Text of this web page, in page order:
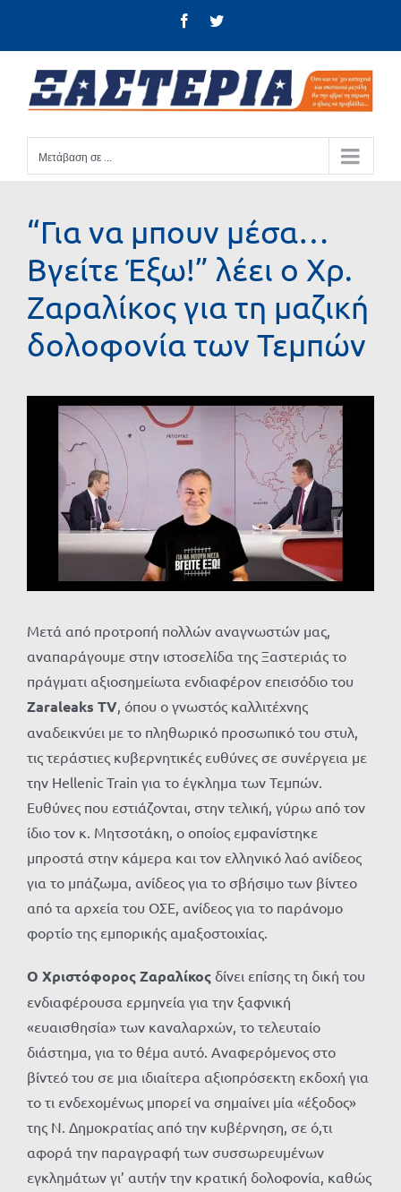
FacebookTwitter
Μετάβαση σε ...
“Για να μπουν μέσα…
Βγείτε Έξω!” λέει ο Χρ.
Ζαραλίκος για τη μαζική
δολοφονία των Τεμπών
Προβολή
μεγαλύτερης
εικόνας
Μετά από προτροπή πολλών αναγνωστών μας,
αναπαράγουμε στην ιστοσελίδα της Ξαστεριάς το
πράγματι αξιοσημείωτα ενδιαφέρον επεισόδιο του
Zaraleaks TV, όπου ο γνωστός καλλιτέχνης
αναδεικνύει με το πληθωρικό προσωπικό του στυλ,
τις τεράστιες κυβερνητικές ευθύνες σε συνέργεια με
την Hellenic Train για το έγκλημα των Τεμπών.
Ευθύνες που εστιάζονται, στην τελική, γύρω από τον
ίδιο τον κ. Μητσοτάκη, ο οποίος εμφανίστηκε
μπροστά στην κάμερα και τον ελληνικό λαό ανίδεος
για το μπάζωμα, ανίδεος για το σβήσιμο των βίντεο
από τα αρχεία του ΟΣΕ, ανίδεος για το παράνομο
φορτίο της εμπορικής αμαξοστοιχίας.
Ο Χριστόφορος Ζαραλίκος δίνει επίσης τη δική του
ενδιαφέρουσα ερμηνεία για την ξαφνική
«ευαισθησία» των καναλαρχών, το τελευταίο
διάστημα, για το θέμα αυτό. Αναφερόμενος στο
βίντεό του σε μια ιδιαίτερα αξιοπρόσεκτη εκδοχή για
το τι ενδεχομένως μπορεί να σημαίνει μία «έξοδος»
της Ν. Δημοκρατίας από την κυβέρνηση, σε ό,τι
αφορά την παραγραφή των συσσωρευμένων
εγκλημάτων γι’ αυτήν την κρατική δολοφονία, καθώς